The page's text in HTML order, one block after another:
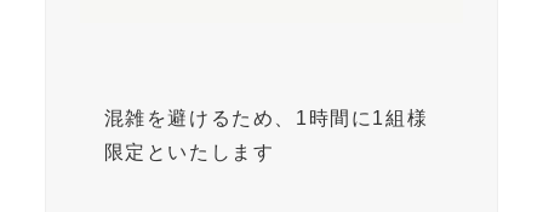
混雑を避けるため、1時間に1組様
限定といたします